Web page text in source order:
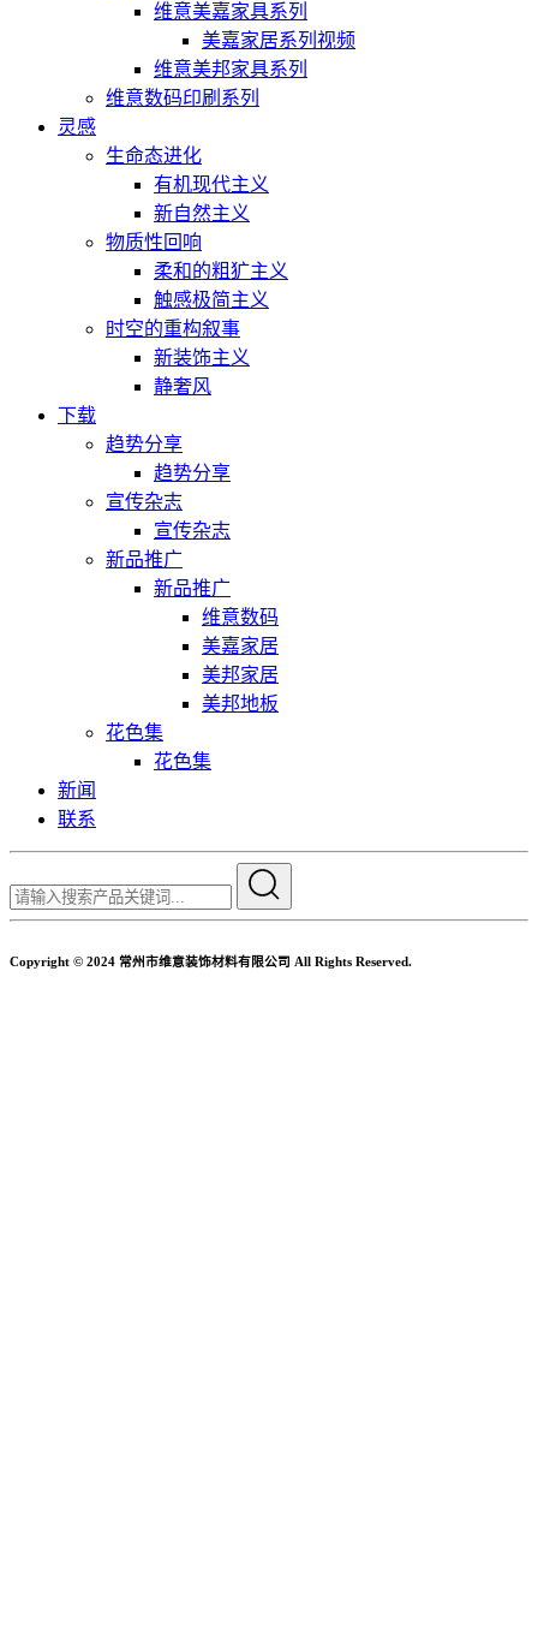
维意美嘉家具系列
美嘉家居系列视频
维意美邦家具系列
维意数码印刷系列
灵感
生命态进化
有机现代主义
新自然主义
物质性回响
柔和的粗犷主义
触感极简主义
时空的重构叙事
新装饰主义
静奢风
下载
趋势分享
趋势分享
宣传杂志
宣传杂志
新品推广
新品推广
维意数码
美嘉家居
美邦家居
美邦地板
花色集
花色集
新闻
联系
Copyright © 2024 常州市维意装饰材料有限公司 All Rights Reserved.